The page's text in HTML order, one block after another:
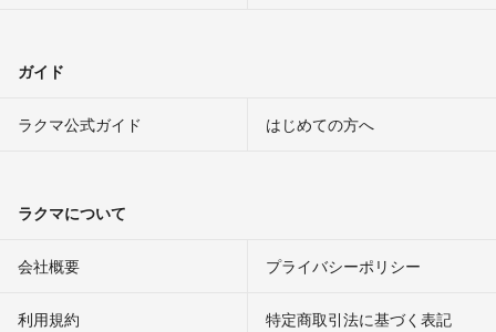
ガイド
ラクマ公式ガイド はじめての方へ
ラクマについて
会社概要 プライバシーポリシー
利用規約 特定商取引法に基づく表記